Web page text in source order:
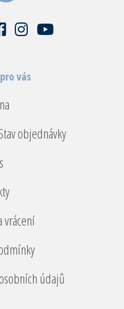
vás
objednávky
vrácení
údajů